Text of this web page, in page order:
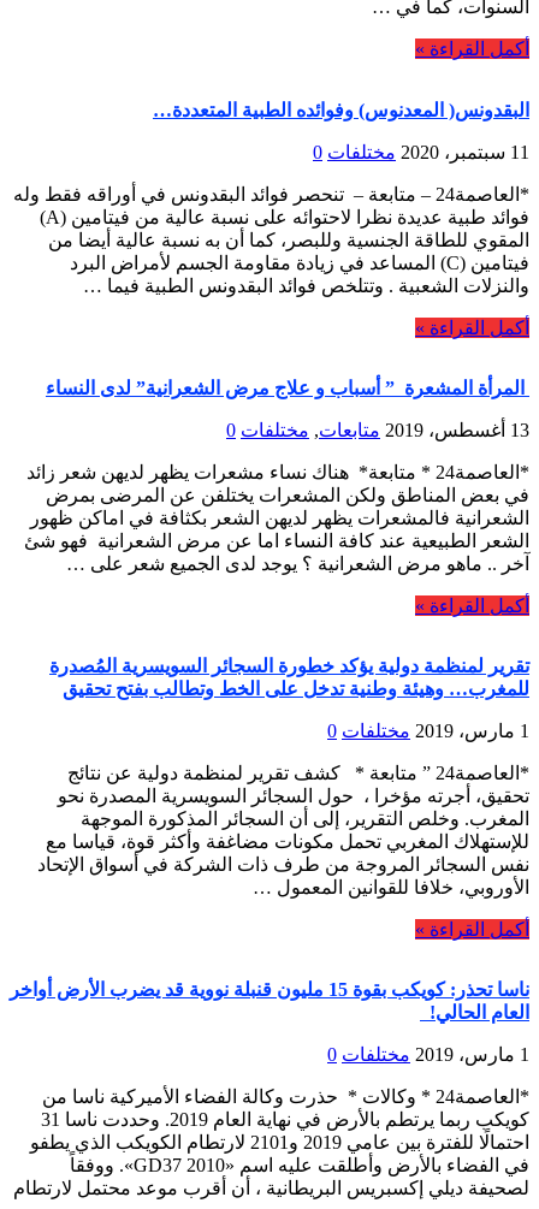
السنوات، كما في …
أكمل القراءة »
البقدونس( المعدنوس) وفوائده الطبية المتعددة…
11 سبتمبر، 2020 مختلفات 0
*العاصمة24 – متابعة – تنحصر فوائد البقدونس في أوراقه فقط وله
فوائد طبية عديدة نظرا لاحتوائه على نسبة عالية من فيتامين (A)
المقوي للطاقة الجنسية وللبصر، كما أن به نسبة عالية أيضا من
فيتامين (C) المساعد في زيادة مقاومة الجسم لأمراض البرد
والنزلات الشعبية . وتتلخص فوائد البقدونس الطبية فيما …
أكمل القراءة »
المرأة المشعرة ” أسباب و علاج مرض الشعرانية” لدى النساء
13 أغسطس، 2019 متابعات, مختلفات 0
*العاصمة24 * متابعة* هناك نساء مشعرات يظهر لديهن شعر زائد
في بعض المناطق ولكن المشعرات يختلفن عن المرضى بمرض
الشعرانية فالمشعرات يظهر لديهن الشعر بكثافة في اماكن ظهور
الشعر الطبيعية عند كافة النساء اما عن مرض الشعرانية فهو شئ
آخر .. ماهو مرض الشعرانية ؟ يوجد لدى الجميع شعر على …
أكمل القراءة »
تقرير لمنظمة دولية يؤكد خطورة السجائر السويسرية المُصدرة
للمغرب… وهيئة وطنية تدخل على الخط وتطالب بفتح تحقيق
1 مارس، 2019 مختلفات 0
*العاصمة24 ” متابعة * كشف تقرير لمنظمة دولية عن نتائج
تحقيق، أجرته مؤخرا ، حول السجائر السويسرية المصدرة نحو
المغرب. وخلص التقرير، إلى أن السجائر المذكورة الموجهة
للإستهلاك المغربي تحمل مكونات مضاغفة وأكثر قوة، قياسا مع
نفس السجائر المروجة من طرف ذات الشركة في أسواق الإتحاد
الأوروبي، خلافا للقوانين المعمول …
أكمل القراءة »
ناسا تحذر: كويكب بقوة 15 مليون قنبلة نووية قد يضرب الأرض أواخر
العام الحالي!
1 مارس، 2019 مختلفات 0
*العاصمة24 * وكالات * حذرت وكالة الفضاء الأميركية ناسا من
كويكب ربما يرتطم بالأرض في نهاية العام 2019. وحددت ناسا 31
احتمالًا للفترة بين عامي 2019 و2101 لارتطام الكويكب الذي يطفو
في الفضاء بالأرض وأطلقت عليه اسم «2010 GD37». ووفقاً
لصحيفة ديلي إكسبريس البريطانية ، أن أقرب موعد محتمل لارتطام